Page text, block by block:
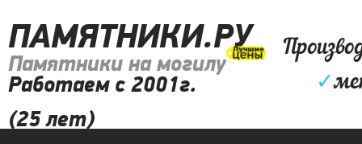
ПАМЯТНИКИ.РУ
Памятники на могилу
Работаем с 2001г.
(25 лет)
✓